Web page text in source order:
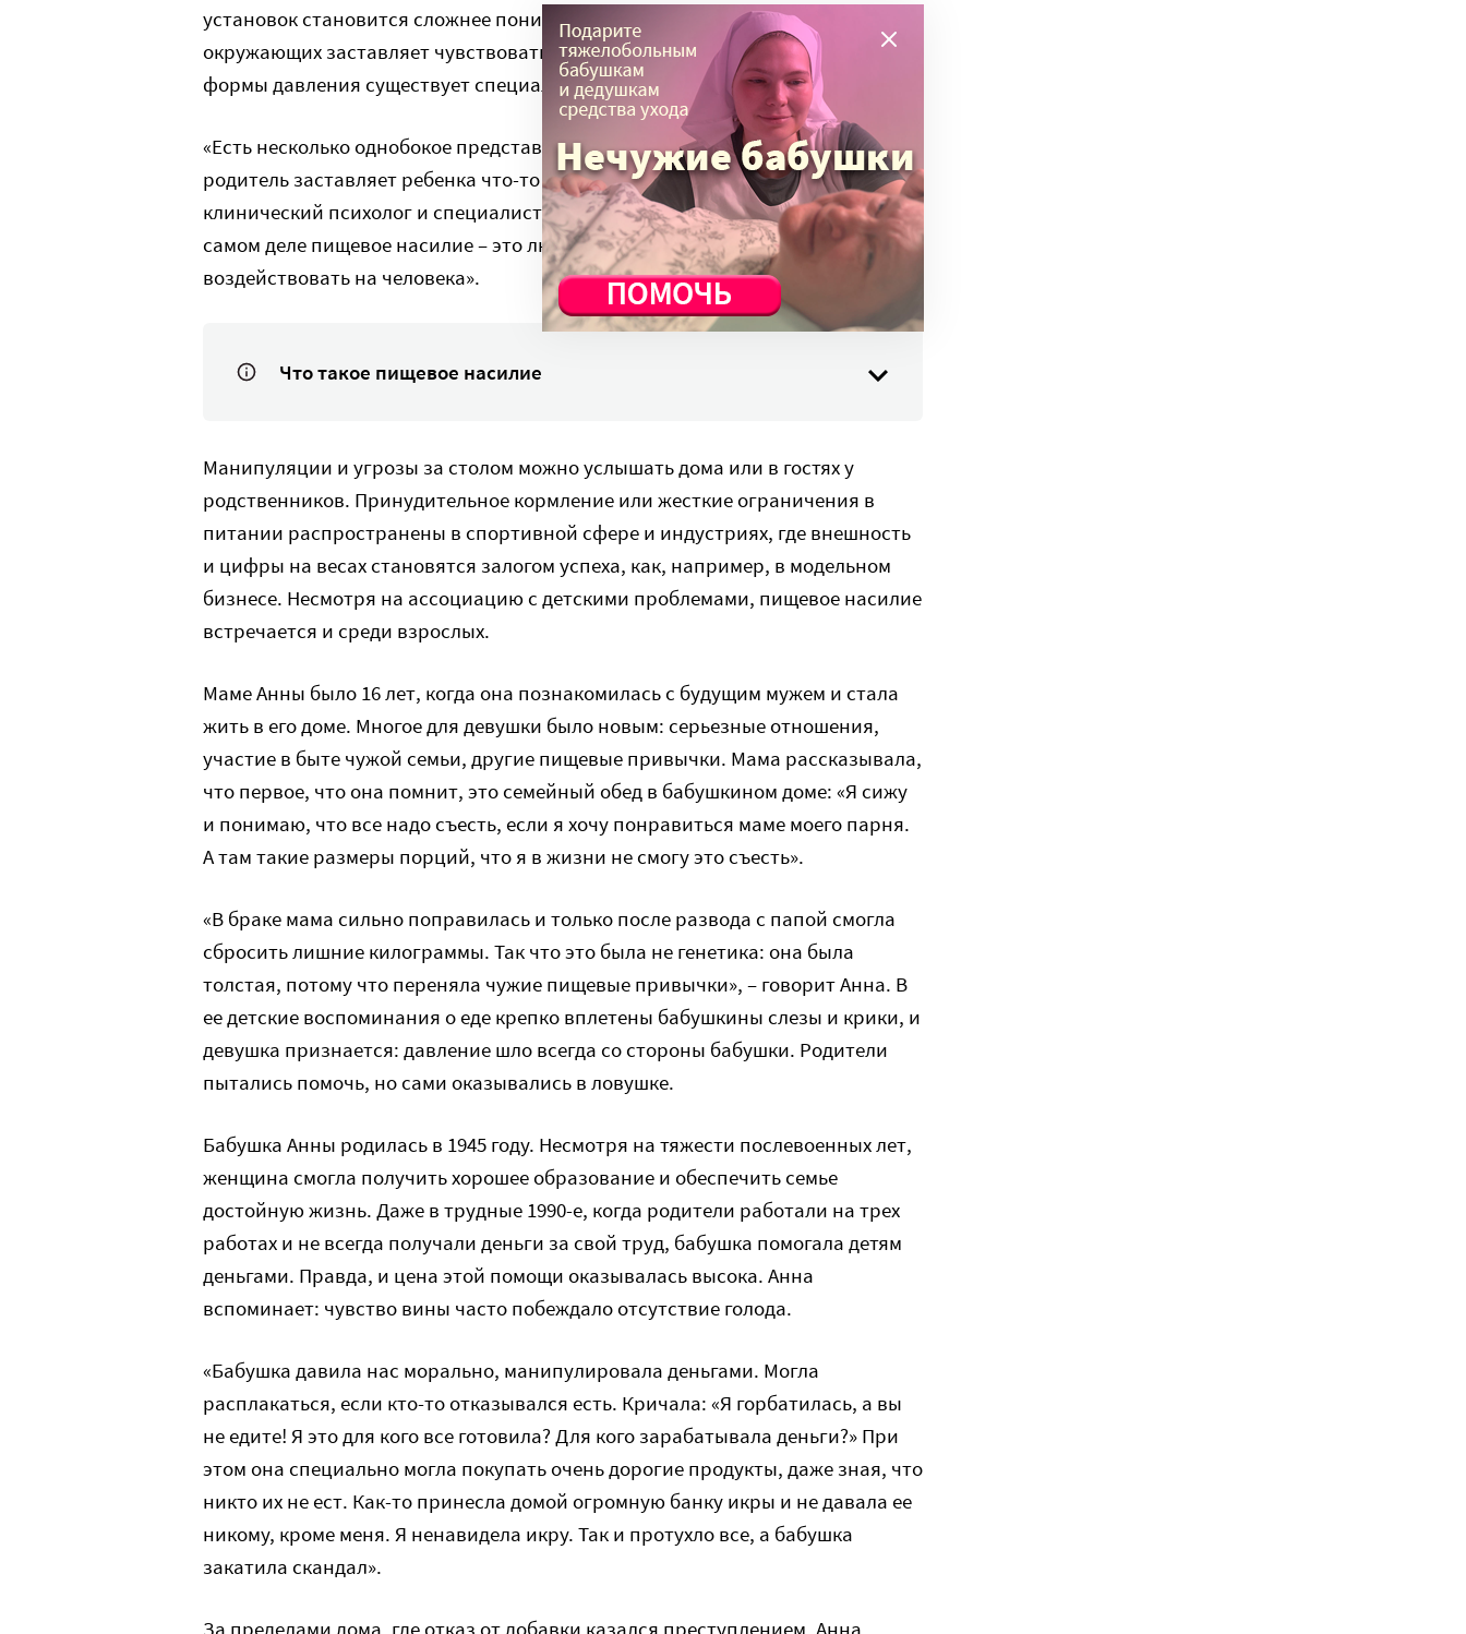
установок становится сложнее понимать сигналы своего тела, а реакция
окружающих заставляет чувствовать себя «неправильным». Для такой
формы давления существует специальный термин – пищевое насилие.
«Есть несколько однобокое представление, что пищевое насилие – это когда
родитель заставляет ребенка что-то есть, – объясняет Ольга Хафизова,
клинический психолог и специалист по коррекции пищевого поведения. – На
самом деле пищевое насилие – это любое использование еды для того, чтобы
воздействовать на человека».
Что такое пищевое насилие
Манипуляции и угрозы за столом можно услышать дома или в гостях у
родственников. Принудительное кормление или жесткие ограничения в
питании распространены в спортивной сфере и индустриях, где внешность
и цифры на весах становятся залогом успеха, как, например, в модельном
бизнесе. Несмотря на ассоциацию с детскими проблемами, пищевое насилие
встречается и среди взрослых.
Маме Анны было 16 лет, когда она познакомилась с будущим мужем и стала
жить в его доме. Многое для девушки было новым: серьезные отношения,
участие в быте чужой семьи, другие пищевые привычки. Мама рассказывала,
что первое, что она помнит, это семейный обед в бабушкином доме: «Я сижу
и понимаю, что все надо съесть, если я хочу понравиться маме моего парня.
А там такие размеры порций, что я в жизни не смогу это съесть».
«В браке мама сильно поправилась и только после развода с папой смогла
сбросить лишние килограммы. Так что это была не генетика: она была
толстая, потому что переняла чужие пищевые привычки», – говорит Анна. В
ее детские воспоминания о еде крепко вплетены бабушкины слезы и крики, и
девушка признается: давление шло всегда со стороны бабушки. Родители
пытались помочь, но сами оказывались в ловушке.
Бабушка Анны родилась в 1945 году. Несмотря на тяжести послевоенных лет,
женщина смогла получить хорошее образование и обеспечить семье
достойную жизнь. Даже в трудные 1990-е, когда родители работали на трех
работах и не всегда получали деньги за свой труд, бабушка помогала детям
деньгами. Правда, и цена этой помощи оказывалась высока. Анна
вспоминает: чувство вины часто побеждало отсутствие голода.
«Бабушка давила нас морально, манипулировала деньгами. Могла
расплакаться, если кто-то отказывался есть. Кричала: «Я горбатилась, а вы
не едите! Я это для кого все готовила? Для кого зарабатывала деньги?» При
этом она специально могла покупать очень дорогие продукты, даже зная, что
никто их не ест. Как-то принесла домой огромную банку икры и не давала ее
никому, кроме меня. Я ненавидела икру. Так и протухло все, а бабушка
закатила скандал».
За пределами дома, где отказ от добавки казался преступлением, Анна